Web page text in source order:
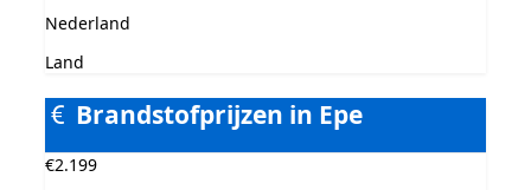
Nederland
Land
Brandstofprijzen in Epe
€2.199